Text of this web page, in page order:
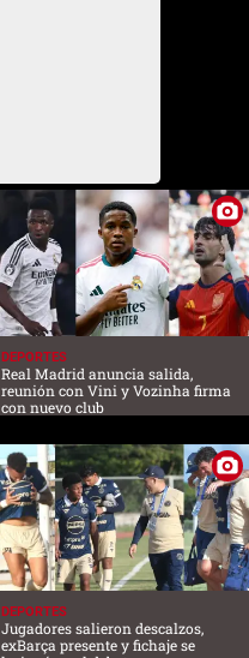
DEPORTES
Real Madrid anuncia salida,
reunión con Vini y Vozinha firma
con nuevo club
DEPORTES
Jugadores salieron descalzos,
exBarça presente y fichaje se